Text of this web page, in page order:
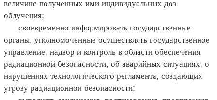
величине полученных ими индивидуальных доз
облучения;
своевременно информировать государственные
органы, уполномоченные осуществлять государственное
управление, надзор и контроль в области обеспечения
радиационной безопасности, об аварийных ситуациях, о
нарушениях технологического регламента, создающих
угрозу радиационной безопасности;